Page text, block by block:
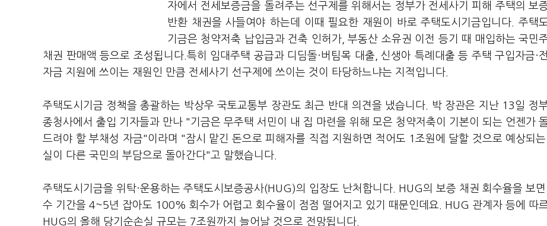
자에서 전세보증금을 돌려주는 선구제를 위해서는 정부가 전세사기 피해 주택의 보
반환 채권을 사들여야 하는데 이때 필요한 재원이 바로 주택도시기금입니다. 주택도
기금은 청약저축 납입금과 건축 인허가, 부동산 소유권 이전 등기 때 매입하는 국민
채권 판매액 등으로 조성됩니다.특히 임대주택 공급과 디딤돌·버팀목 대출, 신생아 특례대출 등 주택 구입자금·
자금 지원에 쓰이는 재원인 만큼 전세사기 선구제에 쓰이는 것이 타당하느냐는 지적입니다.
주택도시기금 정책을 총괄하는 박상우 국토교통부 장관도 최근 반대 의견을 냈습니다. 박 장관은 지난 13일 정부
종청사에서 출입 기자들과 만나 "기금은 무주택 서민이 내 집 마련을 위해 모은 청약저축이 기본이 되는 언젠가
드려야 할 부채성 자금"이라며 "잠시 맡긴 돈으로 피해자를 직접 지원하면 적어도 1조원에 달할 것으로 예상되
실이 다른 국민의 부담으로 돌아간다"고 말했습니다.
주택도시기금을 위탁·운용하는 주택도시보증공사(HUG)의 입장도 난처합니다. HUG의 보증 채권 회수율을 보면
수 기간을 4~5년 잡아도 100% 회수가 어렵고 회수율이 점점 떨어지고 있기 때문인데요. HUG 관계자 등에 따
HUG의 올해 당기순손실 규모는 7조원까지 늘어날 것으로 전망됩니다.